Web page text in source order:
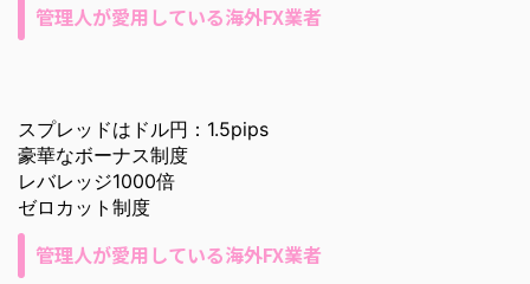
管理人が愛用している海外FX業者
スプレッドはドル円：1.5pips
豪華なボーナス制度
レバレッジ1000倍
ゼロカット制度
管理人が愛用している海外FX業者